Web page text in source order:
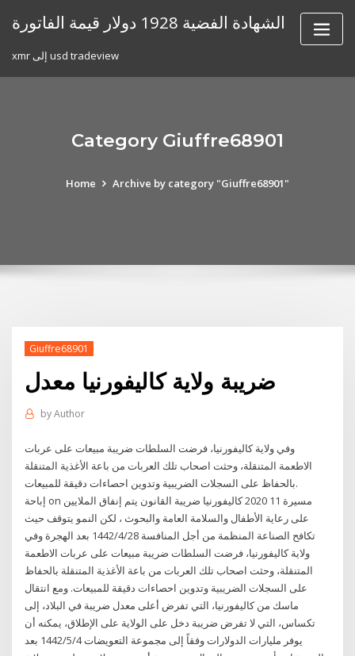
الشهادة الفضية 1928 دولار قيمة الفاتورة
xmr إلى usd tradeview
Category Giuffre68901
Home Archive by category "Giuffre68901"
Giuffre68901
ضريبة ولاية كاليفورنيا معدل
byAuthor
وفي ولاية كاليفورنيا، فرضت السلطات ضريبة مبيعات على عربات
الاطعمة المتنقلة، وحثت اصحاب تلك العربات من باعة الأغذية المتنقلة
بالحفاظ على السجلات الضريبية وتدوين احصاءات دقيقة للمبيعات.
إباحة on مسيرة 11 2020 كاليفورنيا ضريبة القانون يتم إنفاق الملايين
على رعاية الأطفال والسلامة العامة والبحوث ، لكن النمو يتوقف حيث
تكافح الصناعة المنظمة من أجل المنافسة 28‏‏/4‏‏/1442 بعد الهجرة وفي
ولاية كاليفورنيا، فرضت السلطات ضريبة مبيعات على عربات الاطعمة
المتنقلة، وحثت اصحاب تلك العربات من باعة الأغذية المتنقلة بالحفاظ
على السجلات الضريبية وتدوين احصاءات دقيقة للمبيعات. ومع انتقال
ماسك من كاليفورنيا، التي تفرض أعلى معدل ضريبة في البلاد، إلى
تكساس، التي لا تفرض ضريبة دخل على الولاية على الإطلاق، يمكنه أن
يوفر مليارات الدولارات وفقاً إلى مجموعة التعويضات 4‏‏/5‏‏/1442 بعد